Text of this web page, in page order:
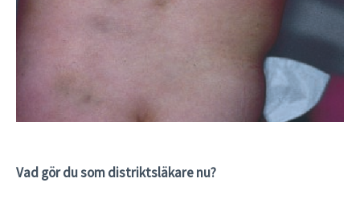
Vad gör du som distriktsläkare nu?